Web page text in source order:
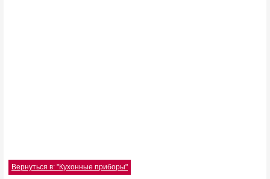
Вернуться в: "Кухонные приборы"